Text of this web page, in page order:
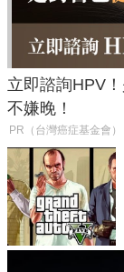
立即諮詢HPV
不嫌晚！
PR（台灣癌症基金會）